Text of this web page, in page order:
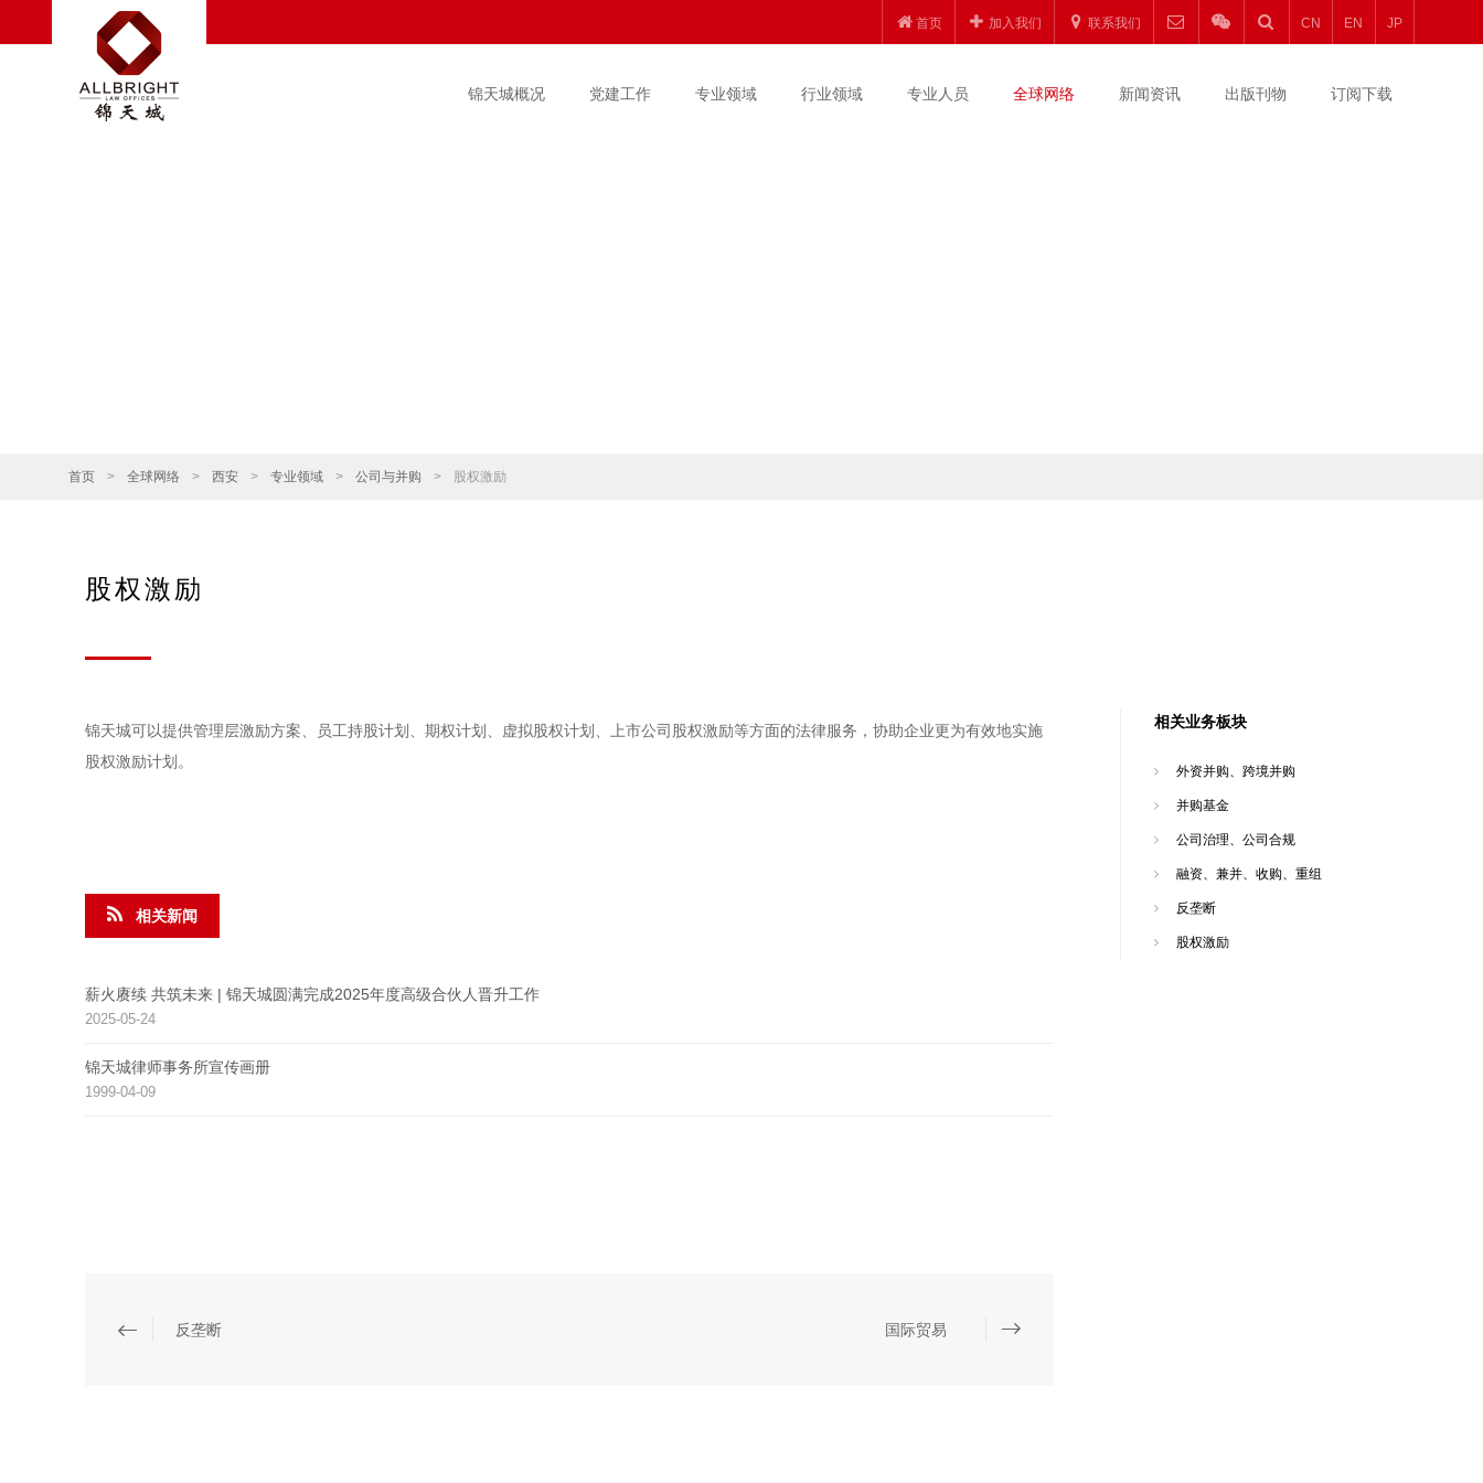
首页 加入我们 联系我们 CN EN JP
锦天城概况 党建工作 专业领域 行业领域 专业人员 全球网络 新闻资讯 出版刊物 订阅下载
首页 > 全球网络 > 西安 > 专业领域 > 公司与并购 > 股权激励
股权激励
锦天城可以提供管理层激励方案、员工持股计划、期权计划、虚拟股权计划、上市公司股权激励等方面的法律服务，协助企业更为有效地实施
股权激励计划。
相关新闻
薪火赓续 共筑未来 | 锦天城圆满完成2025年度高级合伙人晋升工作
2025-05-24
锦天城律师事务所宣传画册
1999-04-09
反垄断 国际贸易
相关业务板块
外资并购、跨境并购
并购基金
公司治理、公司合规
融资、兼并、收购、重组
反垄断
股权激励